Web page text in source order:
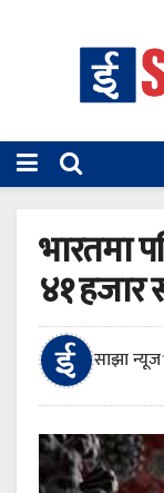
भारतमा
४१ हजार
साझा न्यूज